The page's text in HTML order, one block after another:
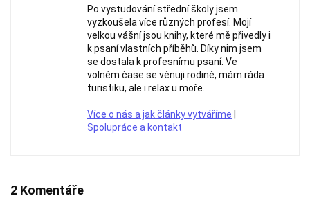
Po vystudování střední školy jsem
vyzkoušela více různých profesí. Mojí
velkou vášní jsou knihy, které mě přivedly i
k psaní vlastních příběhů. Díky nim jsem
se dostala k profesnímu psaní. Ve
volném čase se věnuji rodině, mám ráda
turistiku, ale i relax u moře.
Více o nás a jak články vytváříme
Spolupráce a kontakt
2 Komentáře